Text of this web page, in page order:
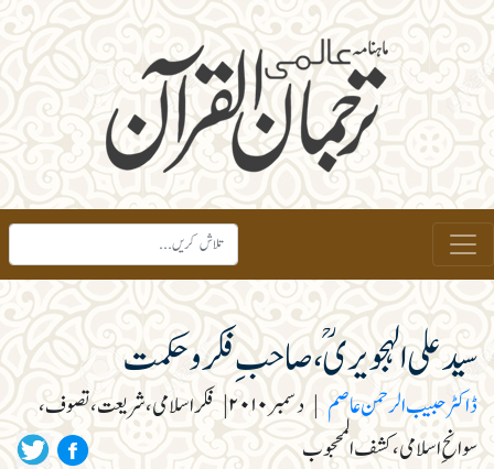
سید علی الہجویری ؒ، صاحب ِ فکروحکمت
ڈاکٹر حبیب الرحمن عاصم | دسمبر ۲۰۱۰ | فکر اسلامی، شریعت، تصوف،
سوانحِ اسلامی، کشف المحجوب